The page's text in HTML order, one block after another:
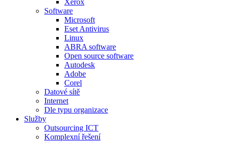
Xerox
Software
Microsoft
Eset Antivirus
Linux
ABRA software
Open source software
Autodesk
Adobe
Corel
Datové sítě
Internet
Dle typu organizace
Služby
Outsourcing ICT
Komplexní řešení